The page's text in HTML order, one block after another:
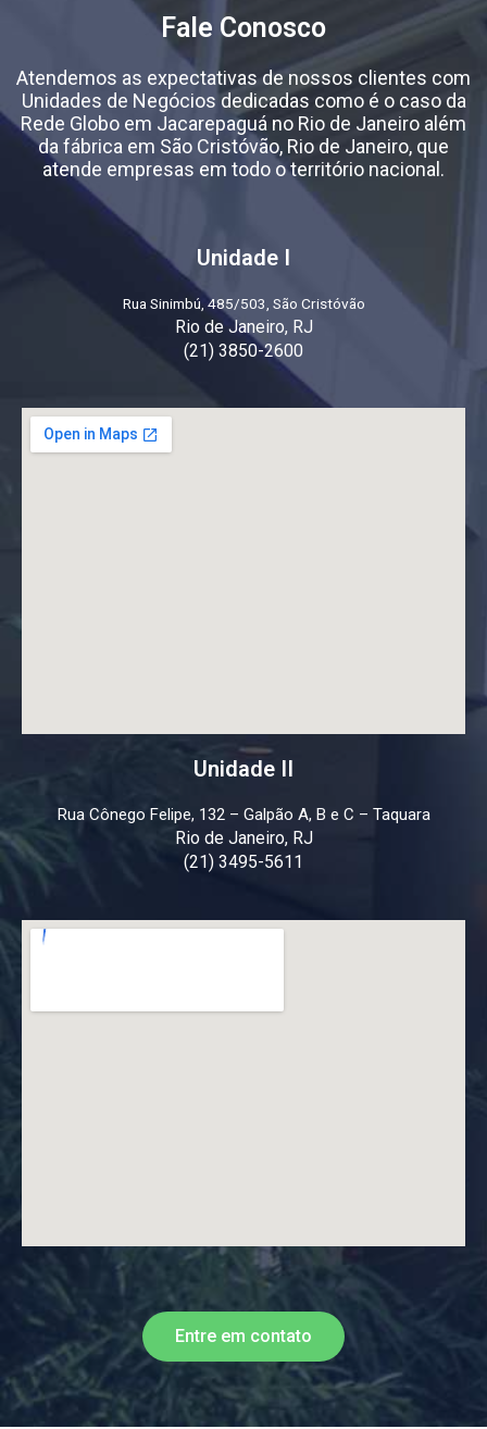
Fale Conosco
Atendemos as expectativas de nossos clientes com
Unidades de Negócios dedicadas como é o caso da
Rede Globo em Jacarepaguá no Rio de Janeiro além
da fábrica em São Cristóvão, Rio de Janeiro, que
atende empresas em todo o território nacional.
Unidade I
Rua Sinimbú, 485/503, São Cristóvão
Rio de Janeiro, RJ
(21) 3850-2600
Unidade II
Rua Cônego Felipe, 132 – Galpão A, B e C – Taquara
Rio de Janeiro, RJ
(21) 3495-5611
Entre em contato